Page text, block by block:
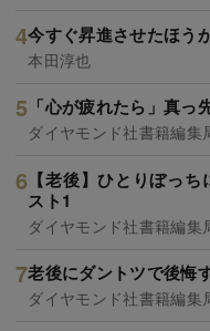
今すぐ昇進させたほう
本田淳也
「心が疲れたら」真っ
ダイヤモンド社書籍編集
【老後】ひとりぼっ
スト1
ダイヤモンド社書籍編集
老後にダントツで後悔
ダイヤモンド社書籍編集